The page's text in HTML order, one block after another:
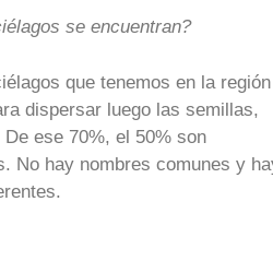
se encuentran?
que tenemos en la región
dispersar luego las semillas,
ese 70%, el 50% son
No hay nombres comunes y